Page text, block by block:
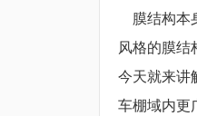
膜结构本
风格的膜
今天就来讲
车棚域内更